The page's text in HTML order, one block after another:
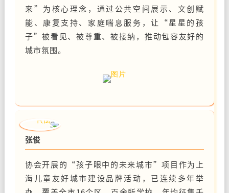
来”为核心理念，通过公共空间展示、文创赋
能、康复支持、家庭喘息服务，让“星星的孩
子”被看见、被尊重、被接纳，推动包容友好的
城市氛围。
张俊
协会开展的“孩子眼中的未来城市”项目作为上
海儿童友好城市建设品牌活动，已连续多年举